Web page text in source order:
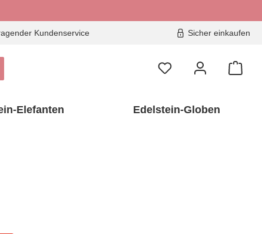
Kundenservice Sicher einkaufen
Elefanten Edelstein-Globen